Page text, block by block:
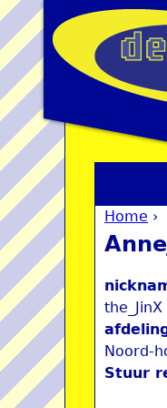
You
Home ›
the_JinX
Noord-
Stuur